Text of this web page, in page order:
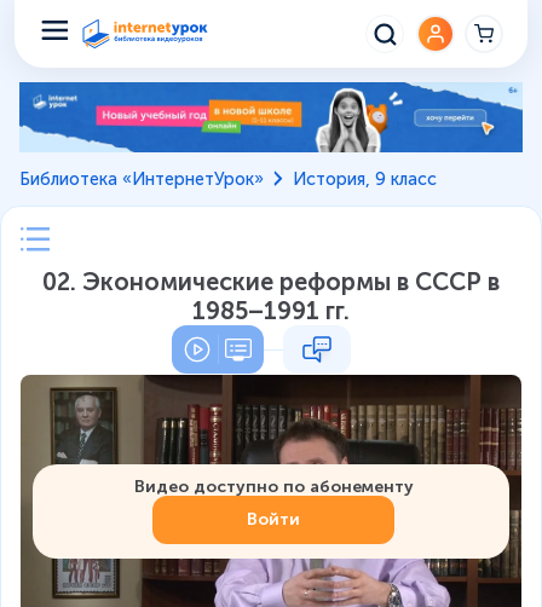
Библиотека «ИнтернетУрок» История, 9 класс
02. Экономические реформы в СССР в
1985–1991 гг.
Видео доступно по абонементу
Войти